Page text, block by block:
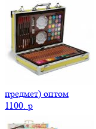
предмет) оптом
1100. p